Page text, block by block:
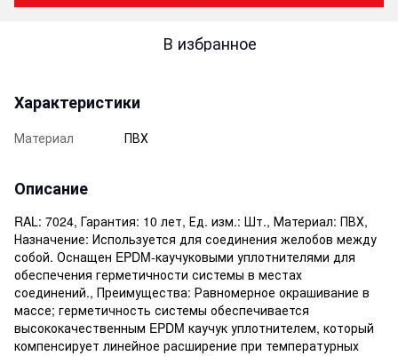
В избранное
Характеристики
Материал ПВХ
Описание
RAL: 7024, Гарантия: 10 лет, Ед. изм.: Шт., Материал: ПВХ,
Назначение: Используется для соединения желобов между
собой. Оснащен EPDM-каучуковыми уплотнителями для
обеспечения герметичности системы в местах
соединений., Преимущества: Равномерное окрашивание в
массе; герметичность системы обеспечивается
высококачественным EPDM каучук уплотнителем, который
компенсирует линейное расширение при температурных